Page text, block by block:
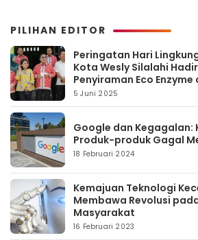
PILIHAN EDITOR
Peringatan Hari
Kota Wesly Silalahi
Penyiraman Eco Enzyme
Pinggir
5 Juni 2025
Google dan Kegagalan:
Produk-produk Gagal
18 Februari 2024
Kemajuan Teknologi
Membawa Revolusi
Masyarakat
16 Februari 2023